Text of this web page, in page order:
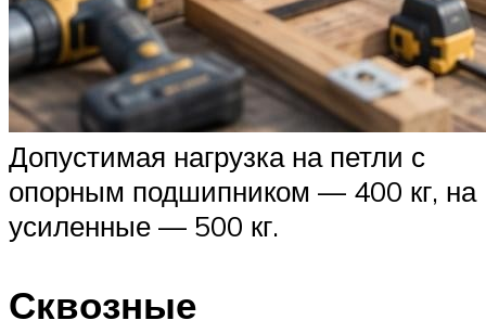
Допустимая нагрузка на петли с
опорным подшипником — 400 кг, на
усиленные — 500 кг.
Сквозные